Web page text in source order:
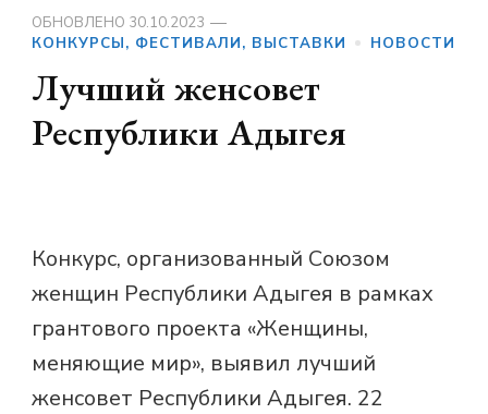
ОБНОВЛЕНО 30.10.2023
КОНКУРСЫ, ФЕСТИВАЛИ, ВЫСТАВКИ
НОВОСТИ
Лучший женсовет
Республики Адыгея
Конкурс, организованный Союзом
женщин Республики Адыгея в рамках
грантового проекта «Женщины,
меняющие мир», выявил лучший
женсовет Республики Адыгея. 22